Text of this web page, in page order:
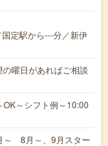
定駅から---分／新伊
曜日があればご相談
～シフト例～10:00
～ 8月～、9月スター